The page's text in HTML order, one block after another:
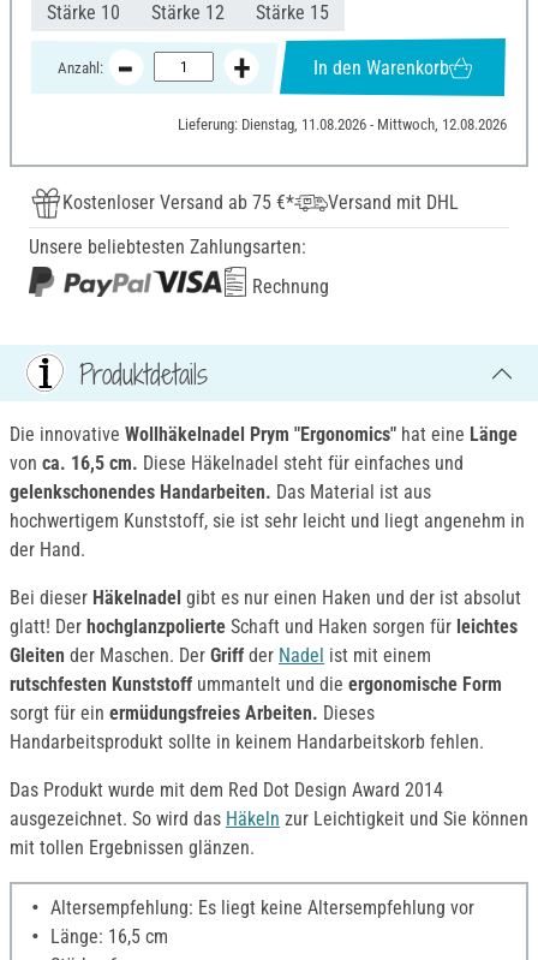
Stärke 10
Stärke 12 Stärke 15
Anzahl: In den Warenkorb
Lieferung: Dienstag, 11.08.2026 - Mittwoch, 12.08.2026
Kostenloser Versand ab 75 €*
Versand mit DHL
Unsere beliebtesten Zahlungsarten:
Rechnung
Produktdetails
Die innovative Wollhäkelnadel Prym "Ergonomics" hat eine Länge
von ca. 16,5 cm. Diese Häkelnadel steht für einfaches und
gelenkschonendes Handarbeiten. Das Material ist aus
hochwertigem Kunststoff, sie ist sehr leicht und liegt angenehm in
der Hand.
Bei dieser Häkelnadel gibt es nur einen Haken und der ist absolut
glatt! Der hochglanzpolierte Schaft und Haken sorgen für leichtes
Gleiten der Maschen. Der Griff der Nadel ist mit einem
rutschfesten Kunststoff ummantelt und die ergonomische Form
sorgt für ein ermüdungsfreies Arbeiten. Dieses
Handarbeitsprodukt sollte in keinem Handarbeitskorb fehlen.
Das Produkt wurde mit dem Red Dot Design Award 2014
ausgezeichnet. So wird das Häkeln zur Leichtigkeit und Sie können
mit tollen Ergebnissen glänzen.
Altersempfehlung: Es liegt keine Altersempfehlung vor
Länge: 16,5 cm